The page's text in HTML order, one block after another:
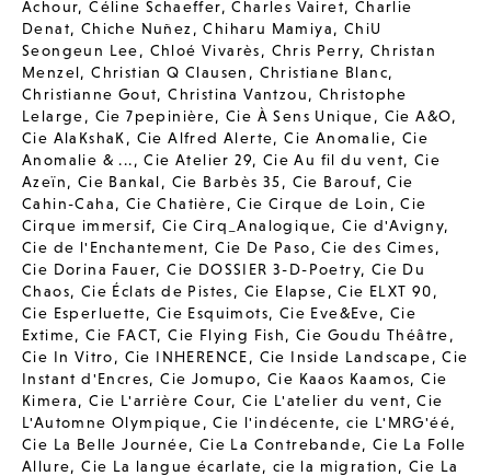
Achour,Céline Schaeffer,Charles Vairet, Charlie
Denat, Chiche Nuñez ,Chiharu Mamiya, ChiU
Seongeun Lee, Chloé Vivarès, Chris Perry, Christan
Menzel,Christian Q Clausen , Christiane Blanc,
Christianne Gout,Christina Vantzou, Christophe
Lelarge, Cie 7pepinière,Cie À Sens Unique, Cie A&O,
Cie AlaKshaK, Cie Alfred Alerte,Cie Anomalie, Cie
Anomalie & ...,Cie Atelier 29, Cie Au fil du vent, Cie
Azeïn, Cie Bankal, Cie Barbès 35, Cie Barouf,Cie
Cahin-Caha, Cie Chatière,Cie Cirque de Loin ,Cie
Cirque immersif, Cie Cirq_Analogique,Cie d'Avigny,
Cie de l'Enchantement,Cie De Paso,Cie des Cimes,
Cie Dorina Fauer,Cie DOSSIER 3-D-Poetry, Cie Du
Chaos, Cie Éclats de Pistes, Cie Elapse,Cie ELXT 90,
Cie Esperluette, Cie Esquimots, Cie Eve&Eve,Cie
Extime,Cie FACT,Cie Flying Fish,Cie Goudu Théâtre,
Cie In Vitro, Cie INHERENCE, Cie Inside Landscape,Cie
Instant d'Encres,Cie Jomupo,Cie Kaaos Kaamos,Cie
Kimera,Cie L'arrière Cour,Cie L'atelier du vent,Cie
L'Automne Olympique,Cie l'indécente,cie L'MRG'éé,
Cie La Belle Journée, Cie La Contrebande, Cie La Folle
Allure,Cie La langue écarlate, cie la migration,Cie La